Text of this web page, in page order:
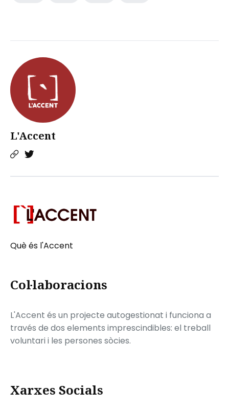
L'Accent
Què és l'Accent
Col·laboracions
L'Accent és un projecte autogestionat i funciona a
través de dos elements imprescindibles: el treball
voluntari i les persones sòcies.
Xarxes Socials